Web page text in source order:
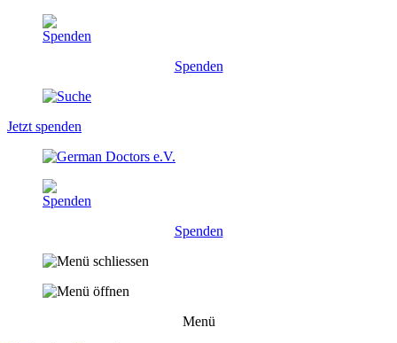
Spenden
Jetzt spenden
Spenden
Menü